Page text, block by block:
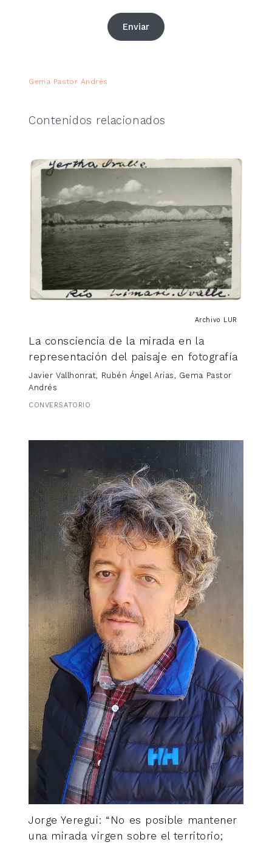
COLECCIÓN BIBLIOTECA LUR
Redsistencias. Fotografías, fakes y disidencia
mediática
Jorge Fernández Gonzalo
11,90€
COLECCIÓN BIBLIOTECA LUR
La pasión según Abu Ghraib
Gustavo Ducasse
11,90€
COLECCIÓN BIBLIOTECA LUR
Enviar
Gema Pastor Andrés
Contenidos relacionados
Archivo LUR
La consciencia de la mirada en la
representación del paisaje en fotografía
Javier Vallhonrat, Rubén Ángel Arias, Gema Pastor
Andrés
CONVERSATORIO
Jorge Yeregui: “No es posible mantener
una mirada virgen sobre el territorio;